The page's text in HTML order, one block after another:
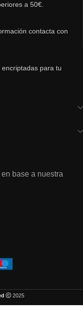
a 50€.
contacta con
para tu
base a nuestra
2025